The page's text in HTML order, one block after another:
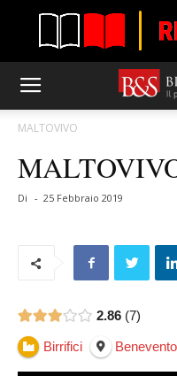
MALTOVIVO
Di - 25 Febbraio 2019
2.86 7
Birrifici Benevento